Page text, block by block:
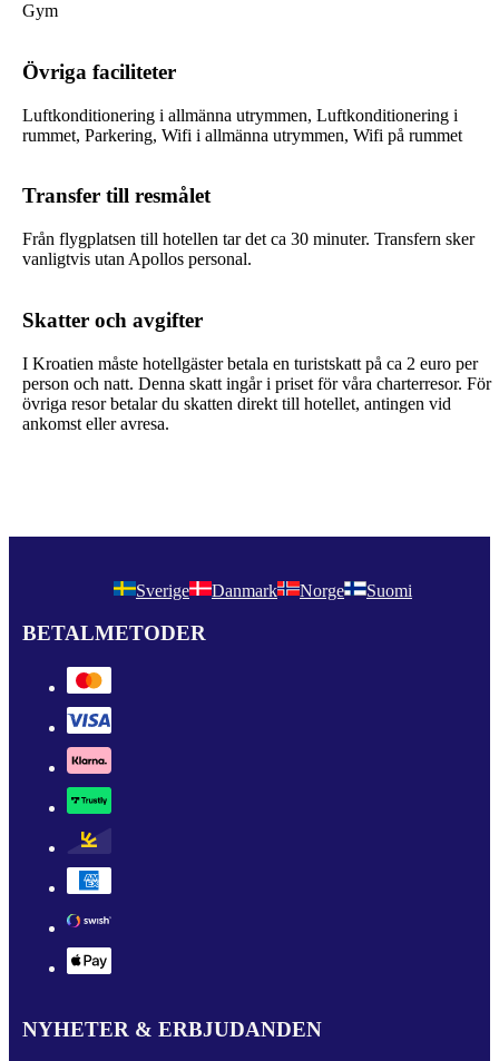
Gym
Övriga faciliteter
Luftkonditionering i allmänna utrymmen, Luftkonditionering i
rummet, Parkering, Wifi i allmänna utrymmen, Wifi på rummet
Transfer till resmålet
Från flygplatsen till hotellen tar det ca 30 minuter. Transfern sker
vanligtvis utan Apollos personal.
Skatter och avgifter
I Kroatien måste hotellgäster betala en turistskatt på ca 2 euro per
person och natt. Denna skatt ingår i priset för våra charterresor. För
övriga resor betalar du skatten direkt till hotellet, antingen vid
ankomst eller avresa.
Sverige Danmark Norge Suomi
BETALMETODER
NYHETER & ERBJUDANDEN